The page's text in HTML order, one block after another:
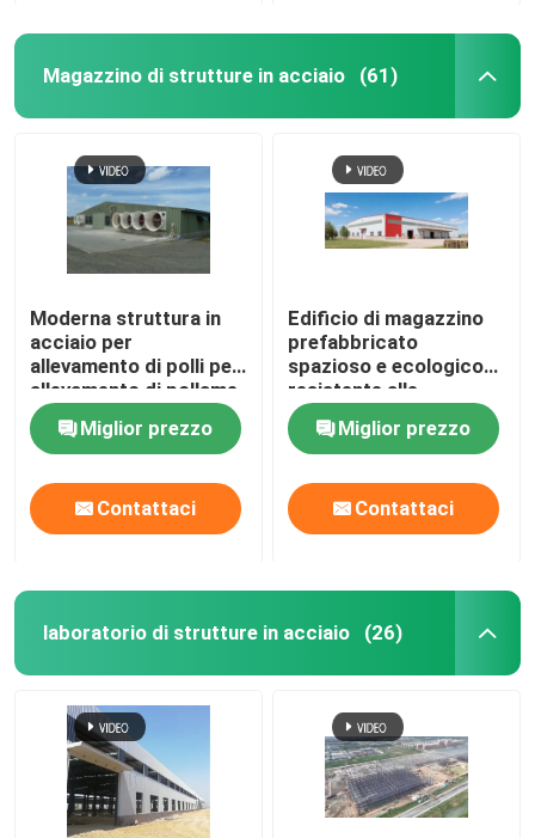
Magazzino di strutture in acciaio (61)
Moderna struttura in
acciaio per
allevamento di polli per
allevamento di pollame,
costruzione di
strutture in acciaio
leggero per pollame
Miglior prezzo
Contattaci
Edificio di magazzino
prefabbricato
spazioso e ecologico
resistente alle
intemperie
Miglior prezzo
Contattaci
laboratorio di strutture in acciaio (26)